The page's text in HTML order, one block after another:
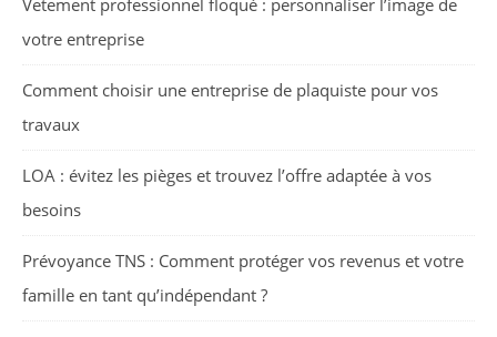
Vetement professionnel floqué : personnaliser l’image de
votre entreprise
Comment choisir une entreprise de plaquiste pour vos
travaux
LOA : évitez les pièges et trouvez l’offre adaptée à vos
besoins
Prévoyance TNS : Comment protéger vos revenus et votre
famille en tant qu’indépendant ?